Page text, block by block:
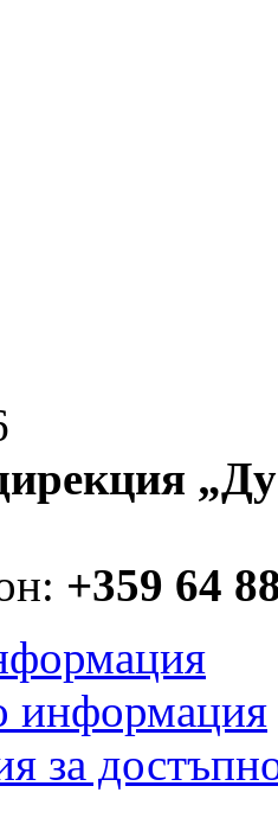
+359 64
информация
за